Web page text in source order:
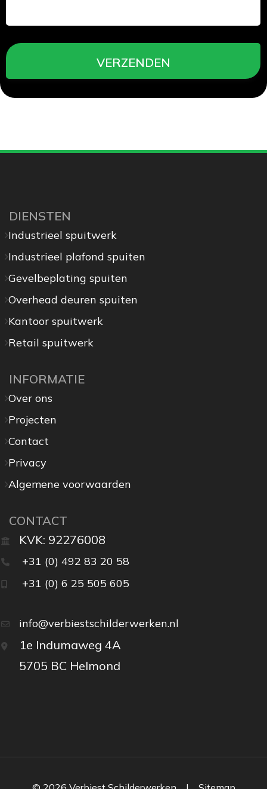
DIENSTEN
Industrieel spuitwerk
Industrieel plafond spuiten
Gevelbeplating spuiten
Overhead deuren spuiten
Kantoor spuitwerk
Retail spuitwerk
INFORMATIE
Over ons
Projecten
Contact
Privacy
Algemene voorwaarden
CONTACT
KVK: 92276008
+31 (0) 492 83 20 58
+31 (0) 6 25 505 605
info@verbiestschilderwerken.nl
1e Indumaweg 4A
5705 BC Helmond